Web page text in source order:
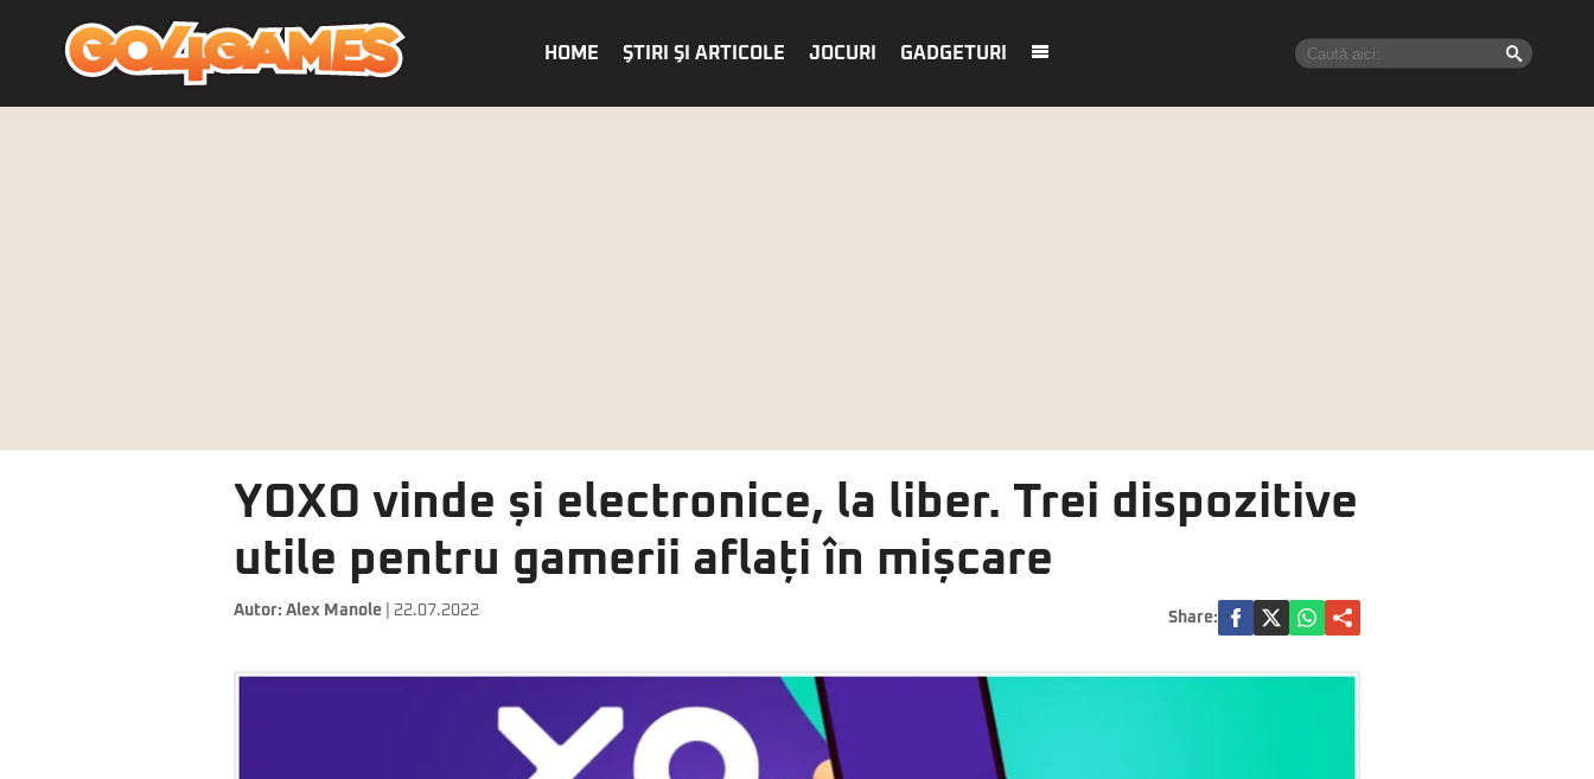
HOME ŞTIRI ŞI ARTICOLE JOCURI GADGETURI
YOXO vinde și electronice, la liber. Trei dispozitive
utile pentru gamerii aflați în mișcare
Autor: Alex Manole | 22.07.2022 Share: